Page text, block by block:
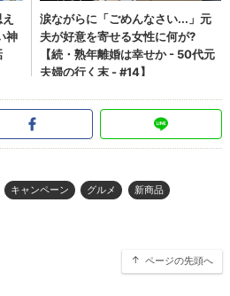
キャンペーン グルメ 新商品
ページの先頭へ